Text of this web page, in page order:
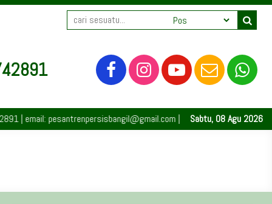
Sabtu, 08 Agu 2026
pesantrenpersisbangil@gmail.com | Bangil | Pasuruan | 67153 |